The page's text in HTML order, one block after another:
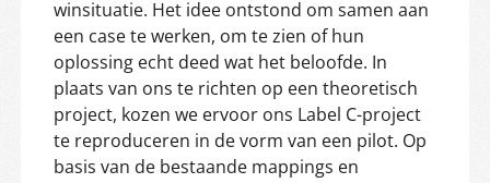
winsituatie. Het idee ontstond om samen aan
een case te werken, om te zien of hun
oplossing echt deed wat het beloofde. In
plaats van ons te richten op een theoretisch
project, kozen we ervoor ons Label C-project
te reproduceren in de vorm van een pilot. Op
basis van de bestaande mappings en